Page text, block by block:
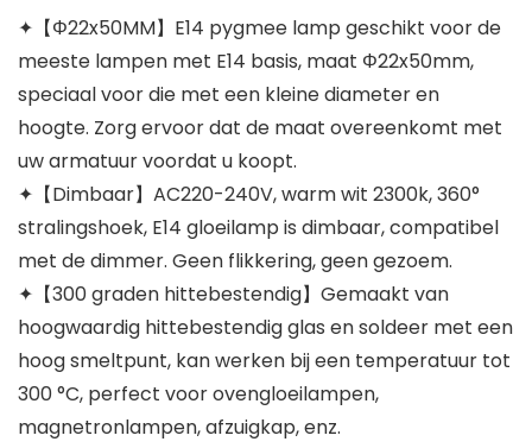
✦【Φ22x50MM】E14 pygmee lamp geschikt voor de
meeste lampen met E14 basis, maat Φ22x50mm,
speciaal voor die met een kleine diameter en
hoogte. Zorg ervoor dat de maat overeenkomt met
uw armatuur voordat u koopt.
✦【Dimbaar】AC220-240V, warm wit 2300k, 360°
stralingshoek, E14 gloeilamp is dimbaar, compatibel
met de dimmer. Geen flikkering, geen gezoem.
✦【300 graden hittebestendig】Gemaakt van
hoogwaardig hittebestendig glas en soldeer met een
hoog smeltpunt, kan werken bij een temperatuur tot
300 °C, perfect voor ovengloeilampen,
magnetronlampen, afzuigkap, enz.